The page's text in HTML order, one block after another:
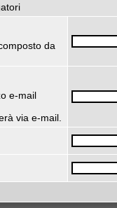
da
e-mail
via e-mail.